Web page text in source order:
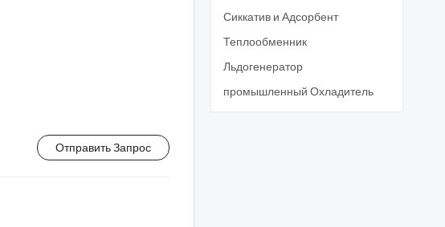
Отправить Запрос
Сиккатив и Адсорбент
Теплообменник
Льдогенератор
промышленный Охладитель